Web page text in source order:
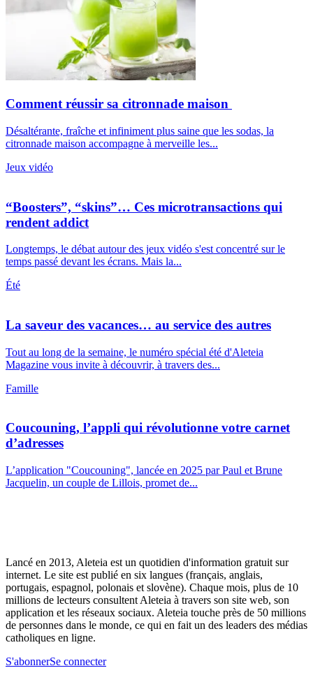
Comment réussir sa citronnade maison
Désaltérante, fraîche et infiniment plus saine que les sodas, la
citronnade maison accompagne à merveille les...
Jeux vidéo
“Boosters”, “skins”… Ces microtransactions qui
rendent addict
Longtemps, le débat autour des jeux vidéo s'est concentré sur le
temps passé devant les écrans. Mais la...
Été
La saveur des vacances… au service des autres
Tout au long de la semaine, le numéro spécial été d'Aleteia
Magazine vous invite à découvrir, à travers des...
Famille
Coucouning, l’appli qui révolutionne votre carnet
d’adresses
L’application "Coucouning", lancée en 2025 par Paul et Brune
Jacquelin, un couple de Lillois, promet de...
Lancé en 2013, Aleteia est un quotidien d'information gratuit sur
internet. Le site est publié en six langues (français, anglais,
portugais, espagnol, polonais et slovène). Chaque mois, plus de 10
millions de lecteurs consultent Aleteia à travers son site web, son
application et les réseaux sociaux. Aleteia touche près de 50 millions
de personnes dans le monde, ce qui en fait un des leaders des médias
catholiques en ligne.
S'abonnerSe connecter